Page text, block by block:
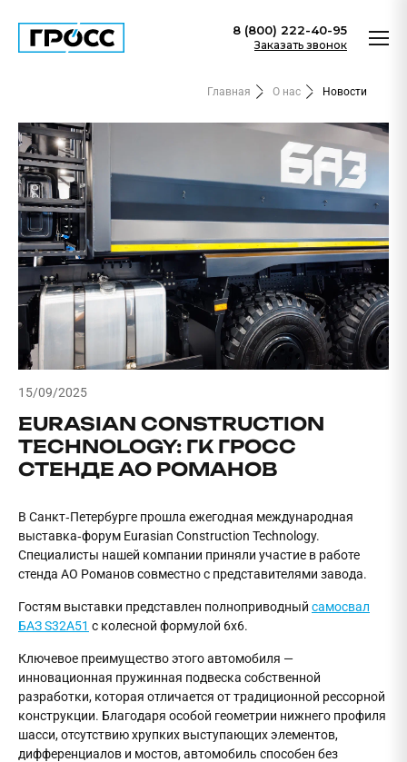
8 (800) 222-40-95
Заказать звонок
Главная О нас Новости
15/09/2025
EURASIAN CONSTRUCTION
TECHNOLOGY: ГК ГРОСС
СТЕНДЕ АО РОМАНОВ
В Санкт‑Петербурге прошла ежегодная международная
выставка‑форум Eurasian Construction Technology.
Специалисты нашей компании приняли участие в работе
стенда АО Романов совместно с представителями завода.
Гостям выставки представлен полноприводный самосвал
БАЗ S32A51 с колесной формулой 6х6.
Ключевое преимущество этого автомобиля —
инновационная пружинная подвеска собственной
разработки, которая отличается от традиционной рессорной
конструкции. Благодаря особой геометрии нижнего профиля
шасси, отсутствию хрупких выступающих элементов,
дифференциалов и мостов, автомобиль способен без